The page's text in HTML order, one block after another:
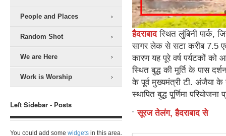
People and Places
Random Shot
We are Here
Work is Worship
Left Sidebar - Posts
You could add some widgets in this area.
हैदराबाद स्थित लुंबिनी पार्क,
सागर लेक से सटा करीब 7.5
कारण यह पूरे वर्ष पर्यटकों
स्थित बुद्ध की मूर्ति के पास
के पूर्व मुख्यमंत्री टी. अंजैया के
स्थापित बुद्ध पूर्णिमा परियोजना
सूरज तेलंग, हैदराबाद से